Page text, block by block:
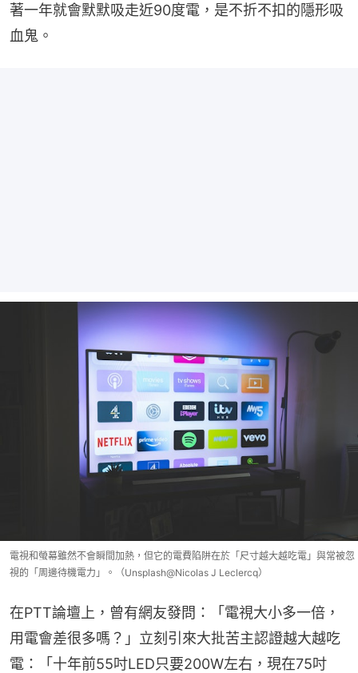
著一年就會默默吸走近90度電，是不折不扣的隱形吸
血鬼。
電視和螢幕雖然不會瞬間加熱，但它的電費陷阱在於「尺寸越大越吃電」與常被忽
視的「周邊待機電力」。（Unsplash@Nicolas J Leclercq）
在PTT論壇上，曾有網友發問：「電視大小多一倍，
用電會差很多嗎？」立刻引來大批苦主認證越大越吃
電：「十年前55吋LED只要200W左右，現在75吋